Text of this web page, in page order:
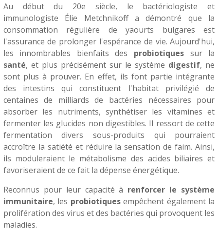
Au début du 20e siècle, le bactériologiste et
immunologiste Élie Metchnikoff a démontré que la
consommation régulière de yaourts bulgares est
l'assurance de prolonger l'espérance de vie. Aujourd'hui,
les innombrables bienfaits des probiotiques sur la
santé, et plus précisément sur le système digestif, ne
sont plus à prouver. En effet, ils font partie intégrante
des intestins qui constituent l'habitat privilégié de
centaines de milliards de bactéries nécessaires pour
absorber les nutriments, synthétiser les vitamines et
fermenter les glucides non digestibles. Il ressort de cette
fermentation divers sous-produits qui pourraient
accroître la satiété et réduire la sensation de faim. Ainsi,
ils moduleraient le métabolisme des acides biliaires et
favoriseraient de ce fait la dépense énergétique.
Reconnus pour leur capacité à renforcer le système
immunitaire, les probiotiquesempêchent également la
prolifération des virus et des bactéries qui provoquent les
maladies.